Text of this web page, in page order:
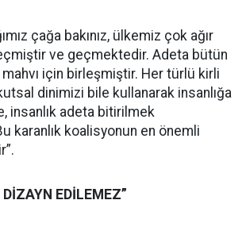
çağa bakınız, ülkemiz çok ağır
ve geçmektedir. Adeta bütün
mahvı için birleşmiştir. Her türlü kirli
dinimizi bile kullanarak insanlığa
insanlık adeta bitirilmek
karanlık koalisyonun en önemli
EDİLEMEZ”